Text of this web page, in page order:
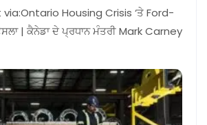
Housing Crisis ‘ਤੇ Ford-
| ਕੈਨੇਡਾ ਦੇ ਪ੍ਰਧਾਨ ਮੰਤਰੀ Mark Carney